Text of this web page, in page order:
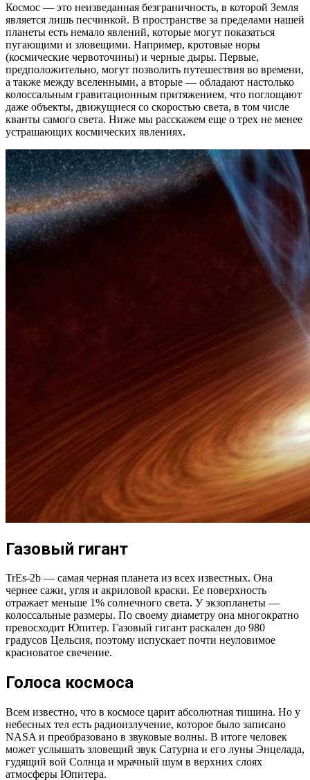
Космос — это неизведанная безграничность, в которой Земля
является лишь песчинкой. В пространстве за пределами нашей
планеты есть немало явлений, которые могут показаться
пугающими и зловещими. Например, кротовые норы
(космические червоточины) и черные дыры. Первые,
предположительно, могут позволить путешествия во времени,
а также между вселенными, а вторые — обладают настолько
колоссальным гравитационным притяжением, что поглощают
даже объекты, движущиеся со скоростью света, в том числе
кванты самого света. Ниже мы расскажем еще о трех не менее
устрашающих космических явлениях.
Газовый гигант
TrEs-2b — самая черная планета из всех известных. Она
чернее сажи, угля и акриловой краски. Ее поверхность
отражает меньше 1% солнечного света. У экзопланеты —
колоссальные размеры. По своему диаметру она многократно
превосходит Юпитер. Газовый гигант раскален до 980
градусов Цельсия, поэтому испускает почти неуловимое
красноватое свечение.
Голоса космоса
Всем известно, что в космосе царит абсолютная тишина. Но у
небесных тел есть радиоизлучение, которое было записано
NASA и преобразовано в звуковые волны. В итоге человек
может услышать зловещий звук Сатурна и его луны Энцелада,
гудящий вой Солнца и мрачный шум в верхних слоях
атмосферы Юпитера.